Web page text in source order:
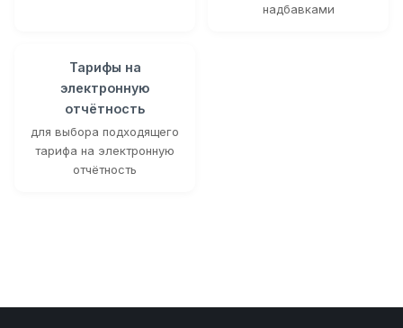
надбавками
Тарифы на
электронную
отчётность
для выбора подходящего
тарифа на электронную
отчётность